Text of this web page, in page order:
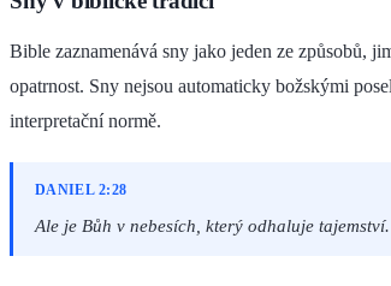
Bible zaznamenává sny jako jeden ze způsobů,
opatrnost. Sny nejsou automaticky božskými
interpretační normě.
DANIEL 2:28
Ale je Bůh v nebesích, který odhaluje